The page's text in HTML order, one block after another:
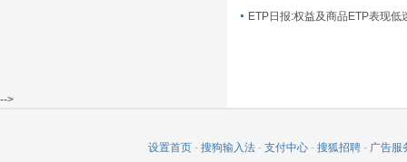
-->
设置首页 - 搜狗输入法 - 支付中心 - 搜狐招聘 - 广告服